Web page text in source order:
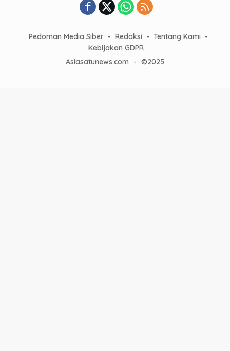
Pedoman Media Siber Redaksi
Tentang Kami
Kebijakan GDPR
Asiasatunews.com
- ©2025